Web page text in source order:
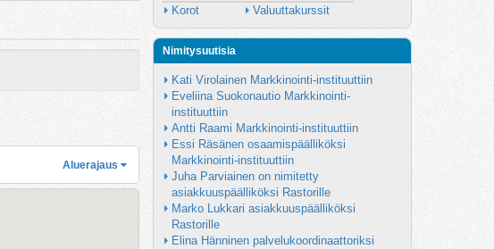
Aluerajaus
Korot Valuuttakurssit
Nimitysuutisia
Kati Virolainen Markkinointi-instituuttiin
Eveliina Suokonautio Markkinointi-
instituuttiin
Antti Raami Markkinointi-instituuttiin
Essi Räsänen osaamispäälliköksi
Markkinointi-instituuttiin
Juha Parviainen on nimitetty
asiakkuuspäälliköksi Rastorille
Marko Lukkari asiakkuuspäälliköksi
Rastorille
Elina Hänninen palvelukoordinaattoriksi